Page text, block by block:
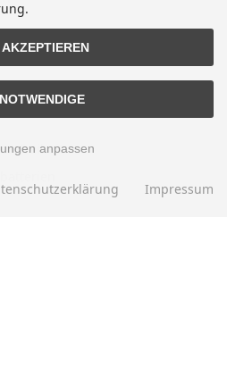
anpassen
Impressum